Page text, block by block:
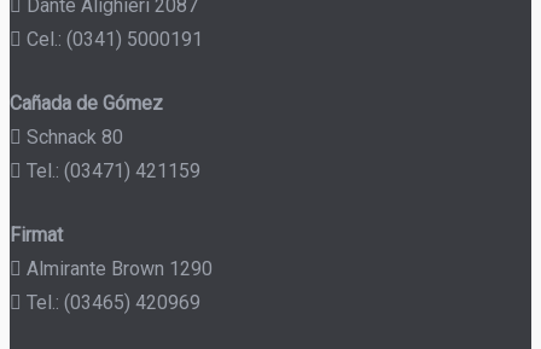
Dante Alighieri 2087
Cel.: (0341) 5000191
Cañada de Gómez
Schnack 80
Tel.: (03471) 421159
Firmat
Almirante Brown 1290
Tel.: (03465) 420969